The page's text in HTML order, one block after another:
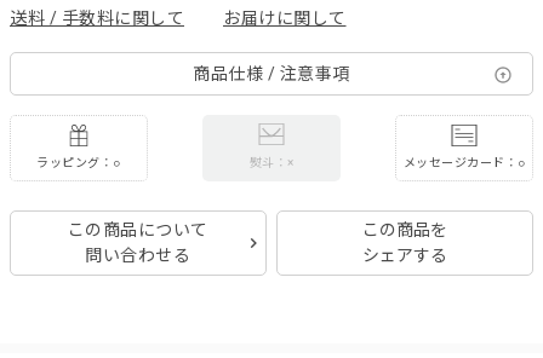
送料 / 手数料に関して お届けに関して
商品仕様 / 注意事項
ラッピング：○ 熨斗：× メッセージカード：○
この商品について
問い合わせる
この商品を
シェアする